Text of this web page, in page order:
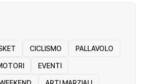
CICLISMO PALLAVOLO
EVENTI